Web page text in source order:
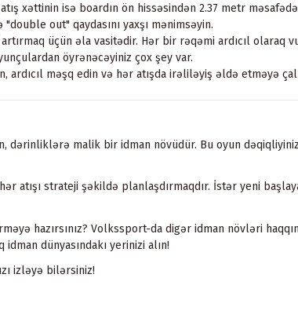
xəttinin isə boardın ön hissəsindən 2.37 metr
out" qaydasını yaxşı mənimsəyin.
üçün əla vasitədir. Hər bir rəqəmi ardıcıl olaraq
öyrənəcəyiniz çox şey var.
məşq edin və hər atışda irəliləyiş əldə etməyə
dərinliklərə malik bir idman növüdür. Bu oyun
atışı strateji şəkildə planlaşdırmaqdır. İstər yeni
hazırsınız? Volkssport-da digər idman növləri
dünyasındakı yerinizi alın!
izləyə bilərsiniz!